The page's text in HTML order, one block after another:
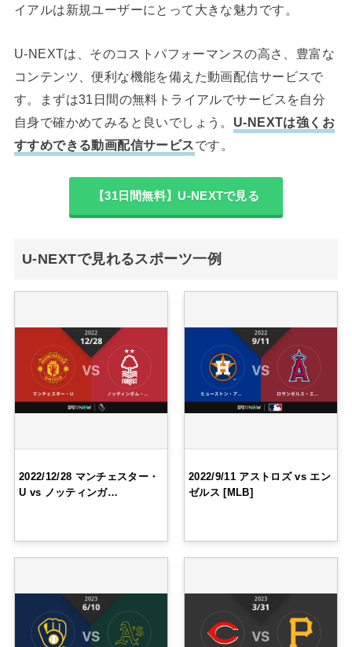
イアルは新規ユーザーにとって大きな魅力です。
U-NEXTは、そのコストパフォーマンスの高さ、豊富な
コンテンツ、便利な機能を備えた動画配信サービスで
す。まずは31日間の無料トライアルでサービスを自分
自身で確かめてみると良いでしょう。 U-NEXTは強くお
すすめできる動画配信サービスです。
【31日間無料】U-NEXTで見る
U-NEXTで見れるスポーツ一例
2022/12/28 マンチェスター・
U vs ノッティンガ…
2022/9/11 アストロズ vs エン
ゼルス [MLB]